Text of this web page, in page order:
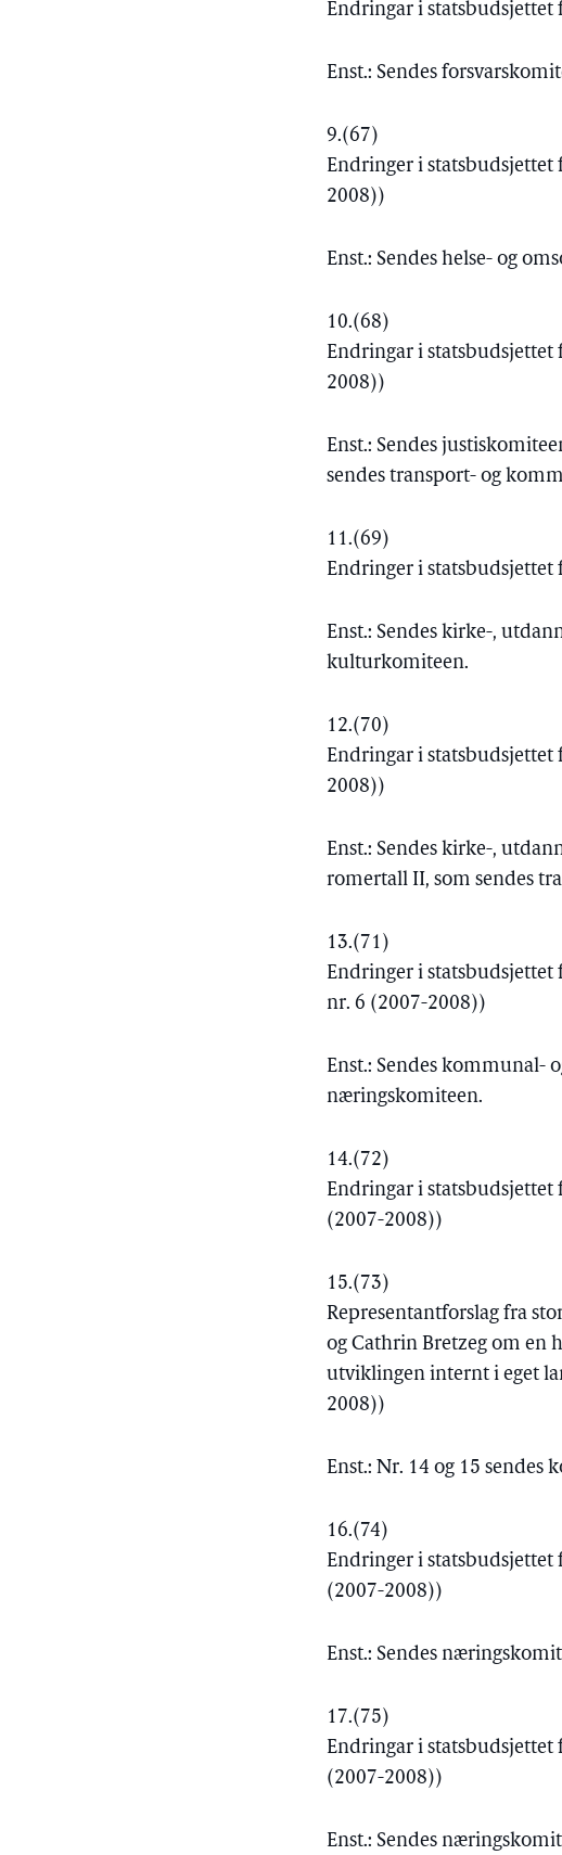
Endringar i
Enst.: Sendes
9.(67)
Endringer i statsbudsjettet
2008))
Enst.: Sendes helse- og
10.(68)
Endringar i
2008))
Enst.: Sendes
sendes transport- og
11.(69)
Endringer i
Enst.: Sendes kirke-,
kulturkomiteen.
12.(70)
Endringar i
2008))
Enst.: Sendes kirke-,
romertall II, som sendes
13.(71)
Endringer i
nr. 6 (2007-2008))
Enst.: Sendes kommunal-
næringskomiteen.
14.(72)
Endringar i
(2007-2008))
15.(73)
Representantforslag fra
og Cathrin Bretzeg om en
utviklingen internt i eget
2008))
Enst.: Nr. 14 og 15
16.(74)
Endringer i
(2007-2008))
Enst.: Sendes
17.(75)
Endringar i
(2007-2008))
Enst.: Sendes